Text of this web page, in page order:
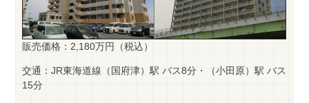
販売価格：2,180万円（税込）
交通：JR東海道線（国府津）駅 バス8分・（小田原）駅 バス
15分